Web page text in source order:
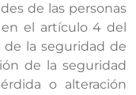
de las personas
en el artículo 4 del
de la seguridad de
de la seguridad
o alteración